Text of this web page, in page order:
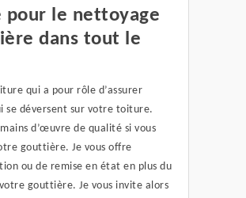
pour le nettoyage
dans tout le
qui a pour rôle d’assurer
se déversent sur votre toiture.
d’œuvre de qualité si vous
gouttière. Je vous offre
ou de remise en état en plus du
gouttière. Je vous invite alors